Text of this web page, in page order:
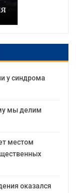
у синдрома
мы делим
местом
оказался